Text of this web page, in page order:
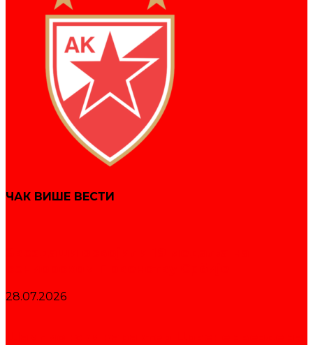
ЧАК ВИШЕ ВЕСТИ
28.07.2026